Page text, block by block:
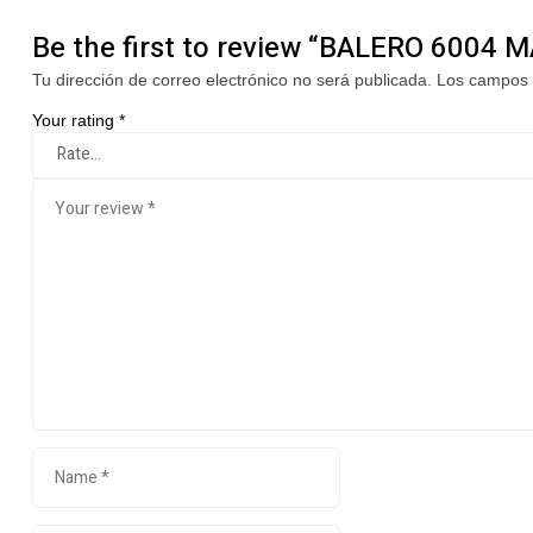
Be the first to review “BALERO 6004
Tu dirección de correo electrónico no será publicada. Los
Your rating *